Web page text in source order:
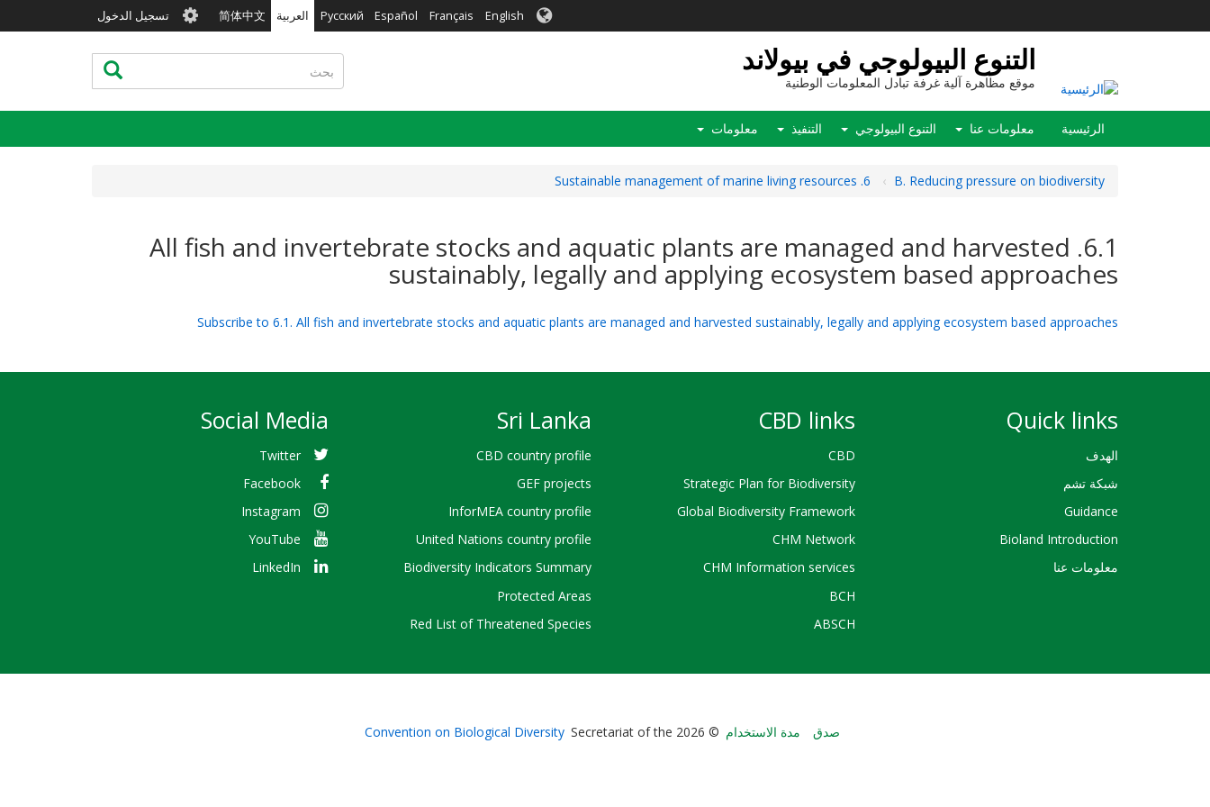
English
Français
Español
Русский العربية 简体中文
User
account
menu
تسجيل الدخول
التنوع البيولوجي في بيولاند
موقع مظاهرة آلية غرفة تبادل المعلومات الوطنية
بحث بحث
Main
navigation
الرئيسية معلومات عنا التنوع البيولوجي التنفيذ معلومات
B. Reducing pressure on biodiversity
6. Sustainable management of marine living resources
6.1. All fish and invertebrate stocks and aquatic plants are managed and harvested
sustainably, legally and applying ecosystem based approaches
Subscribe to 6.1. All fish and invertebrate stocks and aquatic plants are managed and harvested sustainably, legally and applying ecosystem based approaches
Quick links
الهدف
شبكة تشم
Guidance
Bioland Introduction
معلومات عنا
CBD links
CBD
Strategic Plan for Biodiversity
Global Biodiversity Framework
CHM Network
CHM Information services
BCH
ABSCH
Sri Lanka
CBD country profile
GEF projects
InforMEA country profile
United Nations country profile
Biodiversity Indicators Summary
Protected Areas
Red List of Threatened Species
Social Media
Twitter
Facebook
Instagram
YouTube
LinkedIn
Bioland صدق مدة الاستخدام © 2026 Secretariat of the
Convention on Biological Diversity